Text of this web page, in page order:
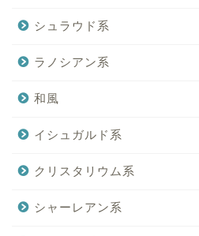
シュラウド系
ラノシアン系
和風
イシュガルド系
クリスタリウム系
シャーレアン系